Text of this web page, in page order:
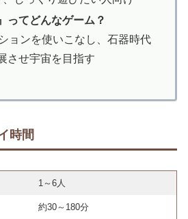
ってどんなゲーム？
ョンを使いこなし、石器時代
させ宇宙を目指す
時間
1～6人
約30～180分